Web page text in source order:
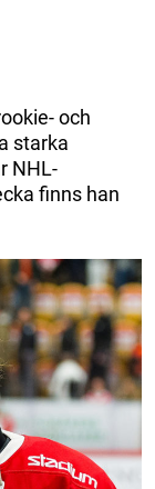
och
starka
NHL-
finns han